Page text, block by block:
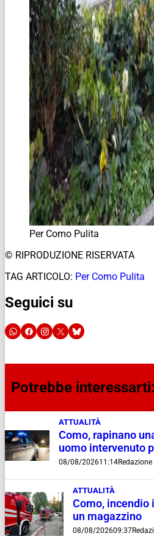
Per Como Pulita
© RIPRODUZIONE RISERVATA
TAG ARTICOLO: Per Como Pulita
Seguici su
Potrebbe interessarti:
ATTUALITÀ
Como, rapinano
uomo intervenuto
08/08/202611:14Redazione
ATTUALITÀ
Como, incendio
un magazzino
08/08/202609:37